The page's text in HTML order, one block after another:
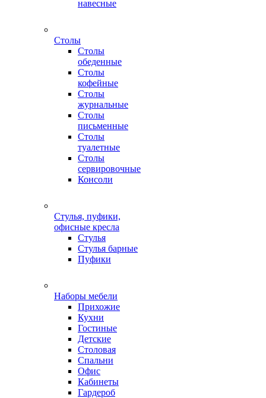
навесные
Столы
Столы
обеденные
Столы
кофейные
Столы
журнальные
Столы
письменные
Столы
туалетные
Столы
сервировочные
Консоли
Стулья, пуфики,
офисные кресла
Стулья
Стулья барные
Пуфики
Наборы мебели
Прихожие
Кухни
Гостиные
Детские
Столовая
Спальни
Офис
Кабинеты
Гардероб